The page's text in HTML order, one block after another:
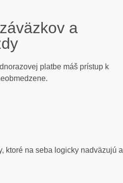
a
platbe máš prístup k
ktoré na seba logicky nadväzujú a